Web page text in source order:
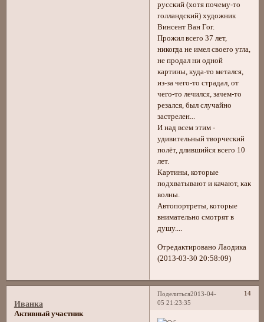
русский (хотя почему-то
голландский) художник
Винсент Ван Гог.
Прожил всего 37 лет,
никогда не имел своего угла,
не продал ни одной
картины, куда-то метался,
из-за чего-то страдал, от
чего-то лечился, зачем-то
резался, был случайно
застрелен...
И над всем этим -
удивительный творческий
полёт, длившийся всего 10
лет.
Картины, которые
подхватывают и качают, как
волны.
Автопортреты, которые
внимательно смотрят в
душу....
Отредактировано Лаодика
(2013-03-30 20:58:09)
Поделиться 14
2013-04-
05 21:23:35
Иванка
Активный участник